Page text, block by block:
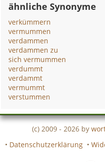
ähnliche Synonyme
verkümmern
vermummen
verdammen
verdammen zu
sich vermummen
verdummt
verdammt
vermummt
verstummen
(c) 2009 - 2026 by
• Datenschutzerklärung •